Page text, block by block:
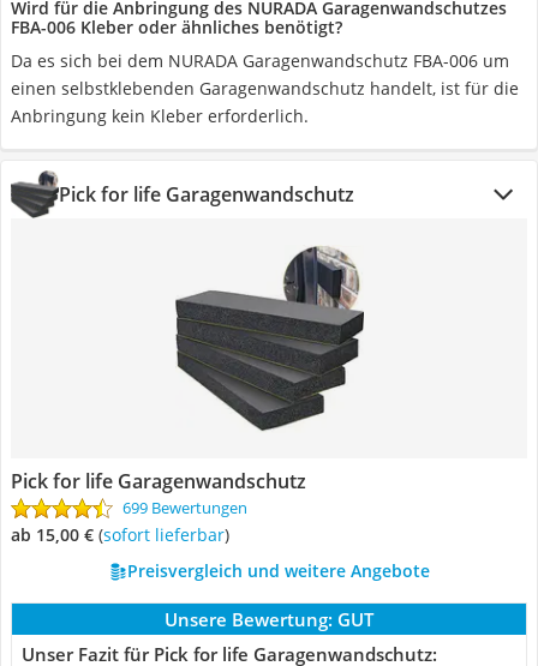
Wird für die Anbringung des NURADA Garagenwandschutzes
FBA-006 Kleber oder ähnliches benötigt?
Da es sich bei dem NURADA Garagenwandschutz FBA-006 um
einen selbstklebenden Garagenwandschutz handelt, ist für die
Anbringung kein Kleber erforderlich.
Pick for life Garagenwandschutz
Pick for life Garagenwandschutz
699 Bewertungen
ab 15,00 € ( Sofort lieferbar)
Preisvergleich und weitere Angebote
Unsere Bewertung: GUT
Unser Fazit für Pick for life Garagenwandschutz: